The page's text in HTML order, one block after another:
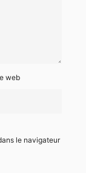
web
le navigateur